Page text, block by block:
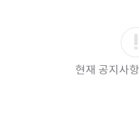
현재 공지사